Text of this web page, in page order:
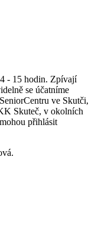
- 15 hodin. Zpívají
se účatníme
ve Skutči,
Skuteč, v okolních
přihlásit